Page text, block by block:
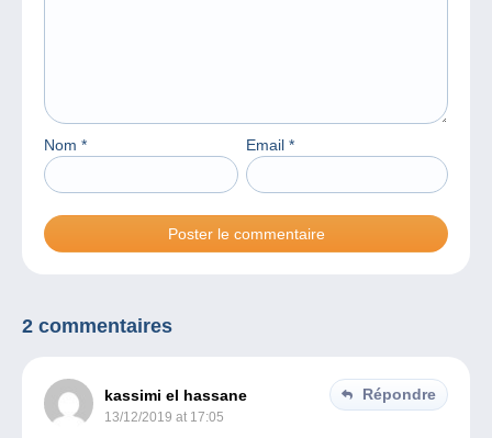
Nom * Email *
2 commentaires
kassimi el hassane
13/12/2019 at 17:05
Répondre